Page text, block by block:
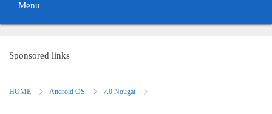
Menu
Sponsored links
HOME Android OS 7.0 Nougat